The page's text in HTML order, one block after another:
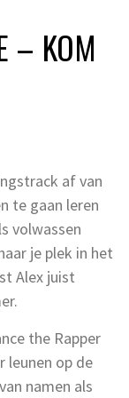
– KOM
af van
te gaan leren
volwassen
je plek in het
Alex juist
the Rapper
leunen op de
namen als